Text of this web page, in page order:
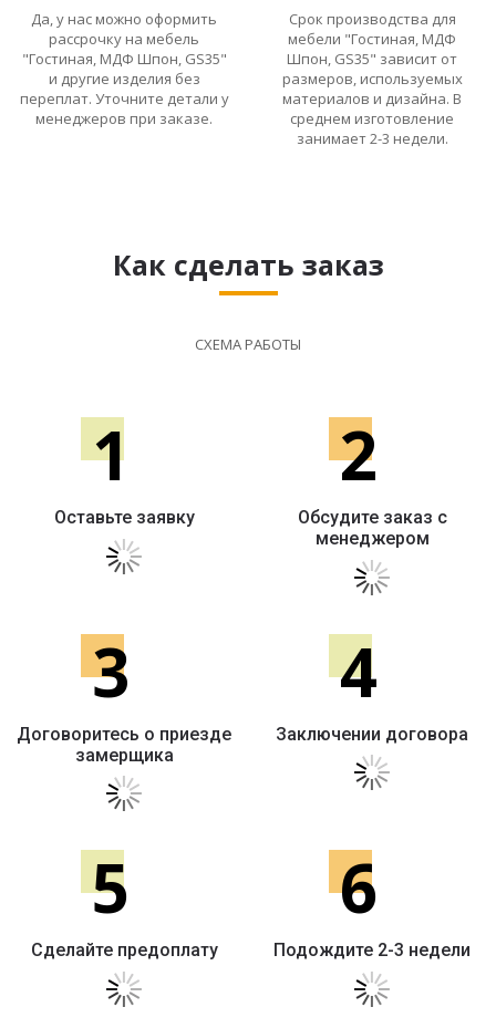
Да, у нас можно оформить
рассрочку на мебель
"Гостиная, МДФ Шпон, GS35"
и другие изделия без
переплат. Уточните детали у
менеджеров при заказе.
Срок производства для
мебели "Гостиная, МДФ
Шпон, GS35" зависит от
размеров, используемых
материалов и дизайна. В
среднем изготовление
занимает 2-3 недели.
Как сделать заказ
СХЕМА РАБОТЫ
1
Оставьте заявку
2
Обсудите заказ с
менеджером
3
Договоритесь о приезде
замерщика
4
Заключении договора
5
Сделайте предоплату
6
Подождите 2-3 недели